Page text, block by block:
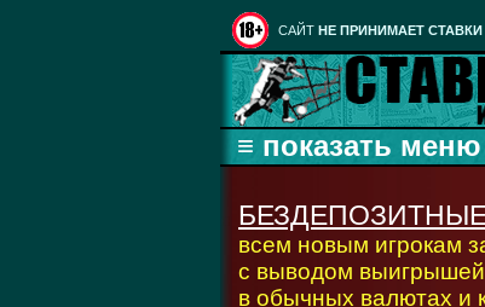
CАЙТ НЕ ПРИНИМАЕТ СТАВКИ
всем новым игрокам
с выводом
в обычных валютах и